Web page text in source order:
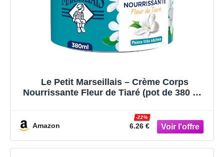
Le Petit Marseillais – Crème Corps
Nourrissante Fleur de Tiaré (pot de 380 ml)
– Formule vegan 95% d'origine naturelle
Amazon 6.26 €
-22%